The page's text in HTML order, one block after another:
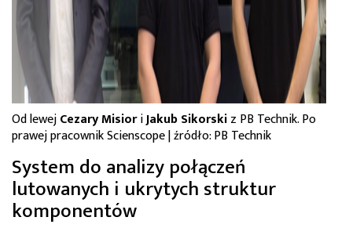
Od lewejCezary MisioriJakub Sikorskiz PB Technik. Po
prawej pracownik Scienscope | źródło: PB Technik
System do analizy połączeń
lutowanych i ukrytych struktur
komponentów